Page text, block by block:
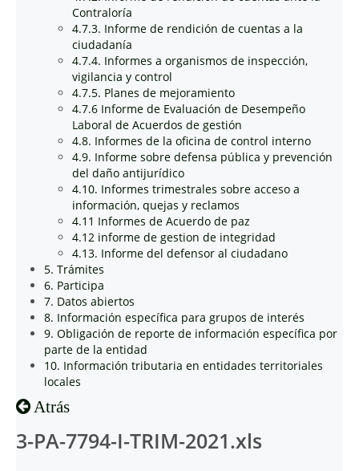
Contraloría
4.7.3. Informe de rendición de cuentas a la
ciudadanía
4.7.4. Informes a organismos de inspección,
vigilancia y control
4.7.5. Planes de mejoramiento
4.7.6 Informe de Evaluación de Desempeño
Laboral de Acuerdos de gestión
4.8. Informes de la oficina de control interno
4.9. Informe sobre defensa pública y prevención
del daño antijurídico
4.10. Informes trimestrales sobre acceso a
información, quejas y reclamos
4.11 Informes de Acuerdo de paz
4.12 informe de gestion de integridad
4.13. Informe del defensor al ciudadano
5. Trámites
6. Participa
7. Datos abiertos
8. Información específica para grupos de interés
9. Obligación de reporte de información específica por
parte de la entidad
10. Información tributaria en entidades territoriales
locales
Atrás
3-PA-7794-I-TRIM-2021.xls